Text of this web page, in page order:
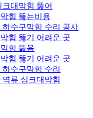
대막힘 뚫어
힘 뚫는비용
수구막힘 수리 공사
힘 뚫기 어려운 곳
힘 뚫음
힘 뚫기 어려운 곳
수구막힘 수리
류 싱크대막힘